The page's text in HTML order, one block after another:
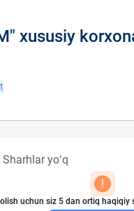
xususiy
Sharhlar yo‘q
!
olish uchun siz 5 dan ortiq